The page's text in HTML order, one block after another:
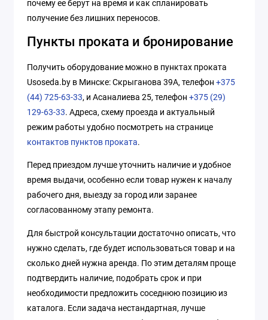
почему ее берут на время и как спланировать
получение без лишних переносов.
Пункты проката и бронирование
Получить оборудование можно в пунктах проката
Usoseda.by в Минске: Скрыганова 39А, телефон +375
(44) 725-63-33, и Асаналиева 25, телефон +375 (29)
129-63-33. Адреса, схему проезда и актуальный
режим работы удобно посмотреть на странице
контактов пунктов проката.
Перед приездом лучше уточнить наличие и удобное
время выдачи, особенно если товар нужен к началу
рабочего дня, выезду за город или заранее
согласованному этапу ремонта.
Для быстрой консультации достаточно описать, что
нужно сделать, где будет использоваться товар и на
сколько дней нужна аренда. По этим деталям проще
подтвердить наличие, подобрать срок и при
необходимости предложить соседнюю позицию из
каталога. Если задача нестандартная, лучше